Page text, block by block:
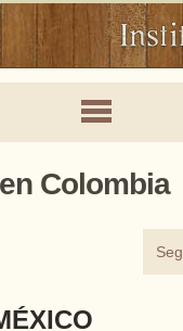
Colombia